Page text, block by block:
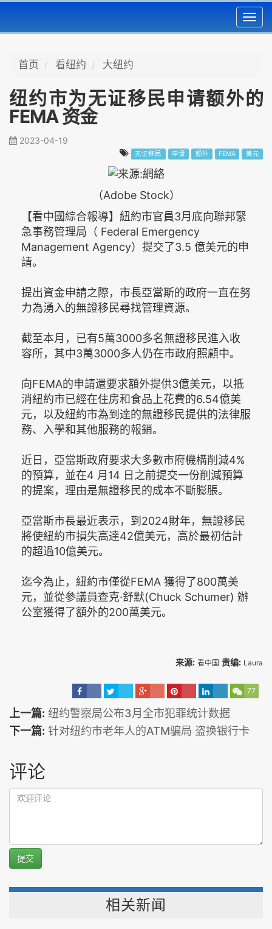
首页 看纽约 大纽约
纽约市为无证移民申请额外的
FEMA 资金
2023-04-19
无证移民 申请 额外 FEMA 美元
（Adobe Stock）
【看中國綜合報導】紐約市官員3月底向聯邦緊
急事務管理局（ Federal Emergency
Management Agency）提交了3.5 億美元的申
請。
提出資金申請之際，市長亞當斯的政府一直在努
力為湧入的無證移民尋找管理資源。
截至本月，已有5萬3000多名無證移民進入收
容所，其中3萬3000多人仍在市政府照顧中。
向FEMA的申請還要求額外提供3億美元，以抵
消紐約市已經在住房和食品上花費的6.54億美
元，以及紐約市為到達的無證移民提供的法律服
務、入學和其他服務的報銷。
近日，亞當斯政府要求大多數市府機構削減4%
的預算，並在4 月14 日之前提交一份削減預算
的提案，理由是無證移民的成本不斷膨脹。
亞當斯市長最近表示，到2024財年，無證移民
將使紐約市損失高達42億美元，高於最初估計
的超過10億美元。
迄今為止，紐約市僅從FEMA 獲得了800萬美
元，並從參議員查克·舒默(Chuck Schumer) 辦
公室獲得了額外的200萬美元。
来源: 看中国 责编: Laura
77
上一篇: 纽约警察局公布3月全市犯罪统计数据
下一篇: 针对纽约市老年人的ATM骗局 盗换银行卡
评论
提交
相关新闻